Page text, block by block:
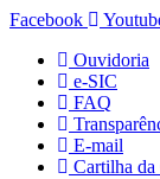
Facebook
Ouvidoria
e-SIC
FAQ
E-mail
Cartilha